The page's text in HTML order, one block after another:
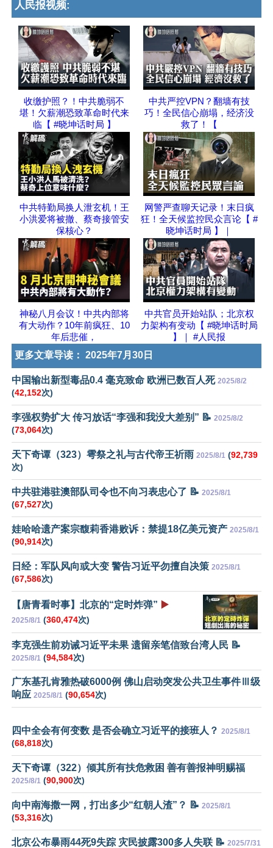
人民报视频:
收缴护照？！中共脆弱不
堪！欠薪潮恐致革命时代来
临【 #晓坤话时局 】
中共严控VPN？翻墙有技
巧！全民信心崩塌，经济没
救了！【
中共特勤局换人泄玄机！王
小洪爱将被撤、蔡奇接管安
保核心？
网警严查聊天记录！末日疯
狂！全天候监控民众言论【 #
晓坤话时局 】｜
神秘八月会议！中共内部将
有大动作？10年前疯狂、10
年后悲催，
中共官员开始站队；北京权
力架构有变动【 #晓坤话时局
】｜ #人民报
更多文章导读： 2025年7月30日
中国输出新型毒品0.4 毫克致命 欧洲已数百人死 2025/8/2
(42,152次)
李强权势扩大 传习放话“李强和我没大差别” 📝 2025/8/2
(73,064次)
天下奇谭（323）雩祭之礼与古代帝王祈雨 2025/8/1 (92,739
次)
中共驻港驻澳部队司令也不向习表忠心了 📝 2025/8/1
(67,527次)
娃哈哈遗产案宗馥莉香港败诉：禁提18亿美元资产 2025/8/1
(90,914次)
日经：军队风向或大变 警告习近平勿擅自决策 2025/8/1
(67,586次)
【唐青看时事】北京的“定时炸弹” ▶️
2025/8/1 (360,474次)
李克强生前劝诫习近平未果 遗留亲笔信致台湾人民 📝
2025/8/1 (94,584次)
广东基孔肯雅热破6000例 佛山启动突发公共卫生事件Ⅲ级
响应 2025/8/1 (90,654次)
四中全会有何变数 是否会确立习近平的接班人？ 2025/8/1
(68,818次)
天下奇谭（322）倾其所有扶危救困 善有善报神明赐福
2025/8/1 (90,900次)
向中南海撒一网，打出多少“红朝人渣”？ 📝 2025/8/1
(53,316次)
北京公布暴雨44死9失踪 灾民披露300多人失联 📝 2025/7/31